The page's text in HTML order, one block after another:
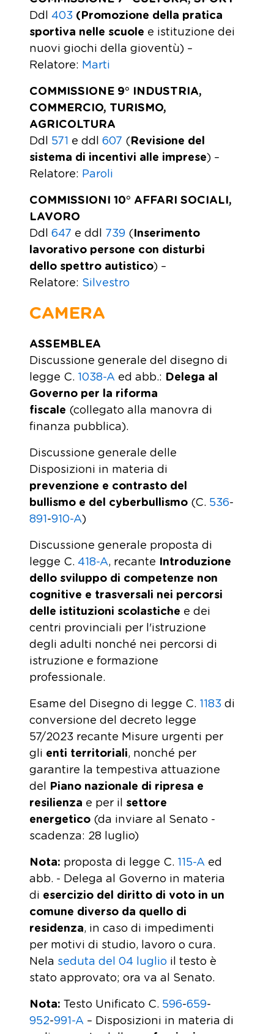
Ddl 403 (Promozione della pratica
sportiva nelle scuole e istituzione dei
nuovi giochi della gioventù) –
Relatore: Marti
COMMISSIONE 9° INDUSTRIA,
COMMERCIO, TURISMO,
AGRICOLTURA
Ddl 571 e ddl 607 ( Revisione del
sistema di incentivi alle imprese) –
Relatore: Paroli
COMMISSIONI 10° AFFARI SOCIALI,
LAVORO
Ddl 647 e ddl 739 ( Inserimento
lavorativo persone con disturbi
dello spettro autistico) –
Relatore: Silvestro
CAMERA
ASSEMBLEA
Discussione generale del disegno di
legge C. 1038-A ed abb.: Delega al
Governo per la riforma
fiscale (collegato alla manovra di
finanza pubblica).
Discussione generale delle
Disposizioni in materia di
prevenzione e contrasto del
bullismo e del cyberbullismo (C. 536-
891-910-A)
Discussione generale proposta di
legge C. 418-A, recante Introduzione
dello sviluppo di competenze non
cognitive e trasversali nei percorsi
delle istituzioni scolastiche e dei
centri provinciali per l'istruzione
degli adulti nonché nei percorsi di
istruzione e formazione
professionale.
Esame del Disegno di legge C. 1183 di
conversione del decreto legge
57/2023 recante Misure urgenti per
gli enti territoriali, nonché per
garantire la tempestiva attuazione
del Piano nazionale di ripresa e
resilienza e per il settore
energetico (da inviare al Senato -
scadenza: 28 luglio)
Nota: proposta di legge C. 115-A ed
abb. - Delega al Governo in materia
di esercizio del diritto di voto in un
comune diverso da quello di
residenza, in caso di impedimenti
per motivi di studio, lavoro o cura.
Nela seduta del 04 luglio il testo è
stato approvato; ora va al Senato.
Nota: Testo Unificato C. 596-659-
952-991-A – Disposizioni in materia di